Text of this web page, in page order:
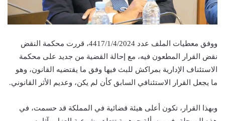
ووفق معطيات الملف عدد 4417/1/4/2024، قررت محكمة النقض
نقض القرار المطعون فيه، مع إحالة القضية من جديد على محكمة
الاستئناف الإدارية بمراكش للبث فيها وفق ما يقتضيه القانون، وهو
ما يجعل القرار الاستئنافي السابق كأن لم يكن، وعديم الأثر القانوني.
وبهذا القرار، تكون أعلى هيئة قضائية في المملكة قد حسمت، في